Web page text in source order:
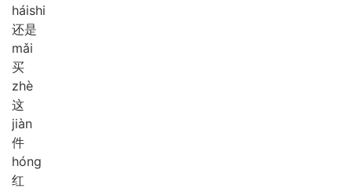
háishi
还是
mǎi
买
zhè
这
jiàn
件
hóng
红